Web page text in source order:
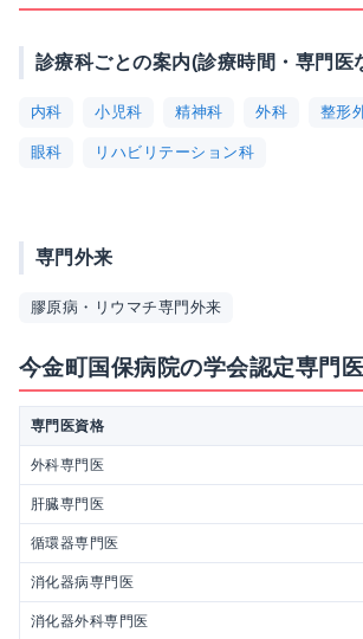
診療科ごとの案内(診療時間・専門医
内科 小児科 精神科 外科 整形
眼科 リハビリテーション科
専門外来
膠原病・リウマチ専門外来
今金町国保病院の学会認定専門医
専門医資格
外科専門医
肝臓専門医
循環器専門医
消化器病専門医
消化器外科専門医